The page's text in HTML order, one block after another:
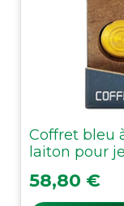
Coffret bleu
laiton pour
Prix
58,80 €